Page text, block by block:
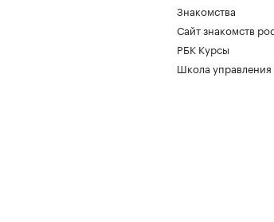
Знакомства
Сайт знакомств
РБК Курсы
Школа